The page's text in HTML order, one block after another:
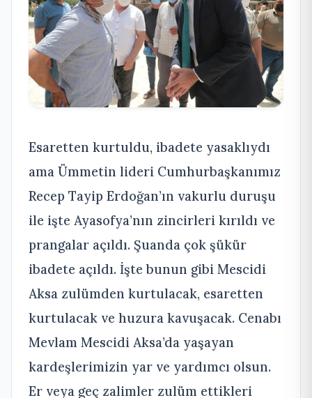
Esaretten kurtuldu, ibadete yasaklıydı
ama Ümmetin lideri Cumhurbaşkanımız
Recep Tayip Erdoğan’ın vakurlu duruşu
ile işte Ayasofya’nın zincirleri kırıldı ve
prangalar açıldı. Şuanda çok şükür
ibadete açıldı. İşte bunun gibi Mescidi
Aksa zulümden kurtulacak, esaretten
kurtulacak ve huzura kavuşacak. Cenabı
Mevlam Mescidi Aksa’da yaşayan
kardeşlerimizin yar ve yardımcı olsun.
Er veya geç zalimler zulüm ettikleri